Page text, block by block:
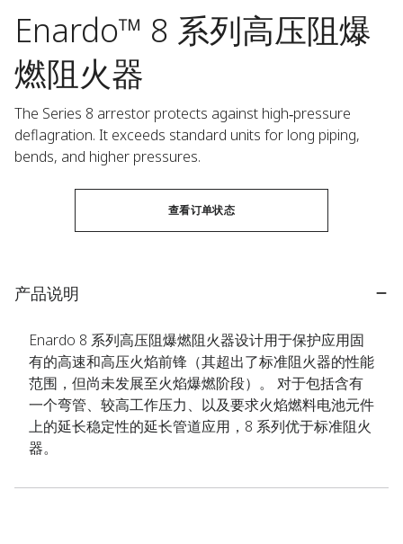
Enardo™ 8 系列高压阻爆
燃阻火器
The Series 8 arrestor protects against high‑pressure
deflagration. It exceeds standard units for long piping,
bends, and higher pressures.
查看订单状态
产品说明
Enardo 8 系列高压阻爆燃阻火器设计用于保护应用固
有的高速和高压火焰前锋（其超出了标准阻火器的性能
范围，但尚未发展至火焰爆燃阶段）。 对于包括含有
一个弯管、较高工作压力、以及要求火焰燃料电池元件
上的延长稳定性的延长管道应用，8 系列优于标准阻火
器。